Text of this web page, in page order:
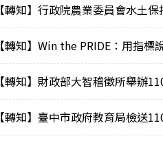
【轉知】行政院農業委員會水土
【轉知】Win the PRIDE：用指標
【轉知】財政部大智稽徵所舉辦
【轉知】臺中市政府教育局檢送